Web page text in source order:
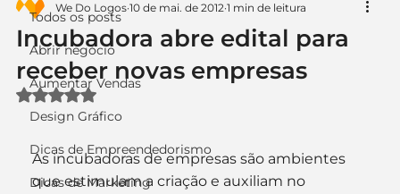
Todos os posts
Abrir negócio
Aumentar Vendas
Design Gráfico
Dicas de Empreendedorismo
Dicas de Marketing
Incubadora abre edital para
receber novas empresas
We Do Logos 10 de mai. de 2012 1 min de leitura
Avaliado com NaN de 5 estrelas.
As incubadoras de empresas são ambientes
que estimulam a criação e auxiliam no